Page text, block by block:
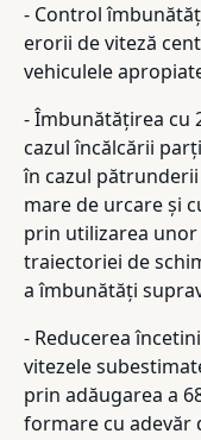
- Control
erorii de viteză
vehiculele
- Îmbunătățirea cu
cazul încălcării
în cazul
mare de urcare și
prin utilizarea
traiectoriei de
a îmbunătăți
- Reducerea
vitezele
prin adăugarea a
formare cu adevăr